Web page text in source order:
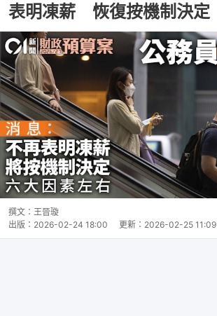
表明凍薪 恢復按機制決定
撰文： 王晉璇
出版： 2026-02-24 18:00 更新： 2026-02-25 11:09